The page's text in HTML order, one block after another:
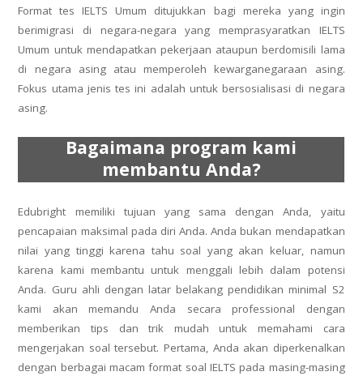
Format tes IELTS Umum ditujukkan bagi mereka yang ingin
berimigrasi di negara-negara yang memprasyaratkan IELTS
Umum untuk mendapatkan pekerjaan ataupun berdomisili lama
di negara asing atau memperoleh kewarganegaraan asing.
Fokus utama jenis tes ini adalah untuk bersosialisasi di negara
asing.
Bagaimana program kami
membantu Anda?
Edubright memiliki tujuan yang sama dengan Anda, yaitu
pencapaian maksimal pada diri Anda. Anda bukan mendapatkan
nilai yang tinggi karena tahu soal yang akan keluar, namun
karena kami membantu untuk menggali lebih dalam potensi
Anda. Guru ahli dengan latar belakang pendidikan minimal S2
kami akan memandu Anda secara professional dengan
memberikan tips dan trik mudah untuk memahami cara
mengerjakan soal tersebut. Pertama, Anda akan diperkenalkan
dengan berbagai macam format soal IELTS pada masing-masing